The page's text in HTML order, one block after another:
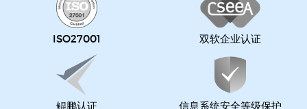
ISO27001 双软企业认证
鲲鹏认证 信息系统安全等级保护